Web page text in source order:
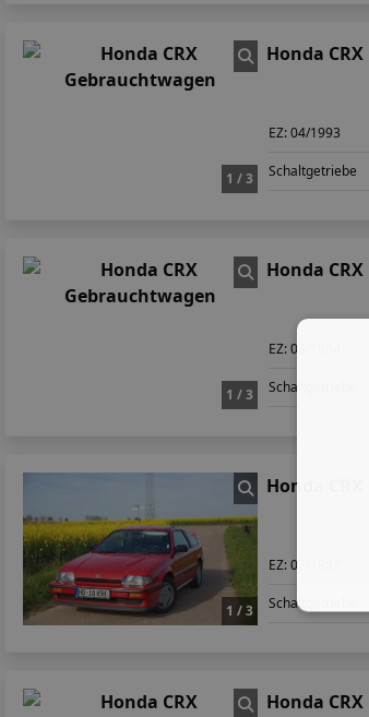
1 / 3
Honda CRX
EZ:04/1993
Schaltgetriebe
1 / 3
Honda CRX
EZ:03/1994
Schaltgetriebe
1 / 3
Honda CRX
EZ:07/1987
Schaltgetriebe
Honda CRX